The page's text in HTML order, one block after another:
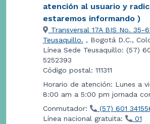
atención al usuario y
estaremos informando )
Transversal 17A BIS No. 35-
Teusaquillo. , Bogotá D.C.,
Línea Sede Teusaquillo: (57)
5252393
Código postal: 111311
Horario de atención: Lunes a
8:00 am a 5:00 pm jornada
Conmutador:
(57) 601
Línea nacional gratuita:
01